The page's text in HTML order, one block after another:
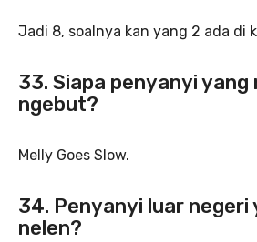
Jadi 8, soalnya kan yang 2 ada di
33. Siapa penyanyi yang
ngebut?
Melly Goes Slow.
34. Penyanyi luar negeri
nelen?